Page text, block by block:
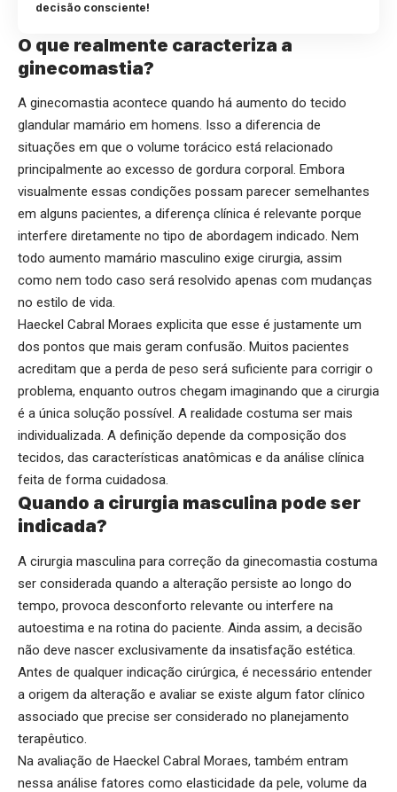
decisão consciente!
O que realmente caracteriza a
ginecomastia?
A ginecomastia acontece quando há aumento do tecido
glandular mamário em homens. Isso a diferencia de
situações em que o volume torácico está relacionado
principalmente ao excesso de gordura corporal. Embora
visualmente essas condições possam parecer semelhantes
em alguns pacientes, a diferença clínica é relevante porque
interfere diretamente no tipo de abordagem indicado. Nem
todo aumento mamário masculino exige cirurgia, assim
como nem todo caso será resolvido apenas com mudanças
no estilo de vida.
Haeckel Cabral Moraes explicita que esse é justamente um
dos pontos que mais geram confusão. Muitos pacientes
acreditam que a perda de peso será suficiente para corrigir o
problema, enquanto outros chegam imaginando que a cirurgia
é a única solução possível. A realidade costuma ser mais
individualizada. A definição depende da composição dos
tecidos, das características anatômicas e da análise clínica
feita de forma cuidadosa.
Quando a cirurgia masculina pode ser
indicada?
A cirurgia masculina para correção da ginecomastia costuma
ser considerada quando a alteração persiste ao longo do
tempo, provoca desconforto relevante ou interfere na
autoestima e na rotina do paciente. Ainda assim, a decisão
não deve nascer exclusivamente da insatisfação estética.
Antes de qualquer indicação cirúrgica, é necessário entender
a origem da alteração e avaliar se existe algum fator clínico
associado que precise ser considerado no planejamento
terapêutico.
Na avaliação de Haeckel Cabral Moraes, também entram
nessa análise fatores como elasticidade da pele, volume da